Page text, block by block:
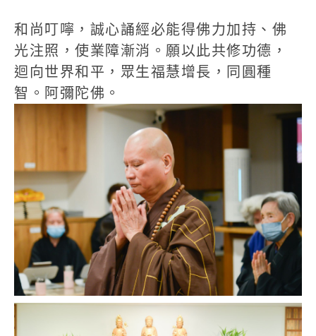
和尚叮嚀，誠心誦經必能得佛力加持、佛
光注照，使業障漸消。願以此共修功德，
迴向世界和平，眾生福慧增長，同圓種
智。阿彌陀佛。